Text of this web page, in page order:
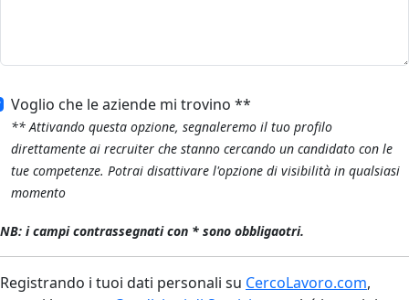
Voglio che le aziende mi trovino **
** Attivando questa opzione, segnaleremo il tuo profilo
direttamente ai recruiter che stanno cercando un candidato con le
tue competenze. Potrai disattivare l'opzione di visibilità in qualsiasi
momento
NB: i campi contrassegnati con * sono obbligaotri.
Registrando i tuoi dati personali su CercoLavoro.com,